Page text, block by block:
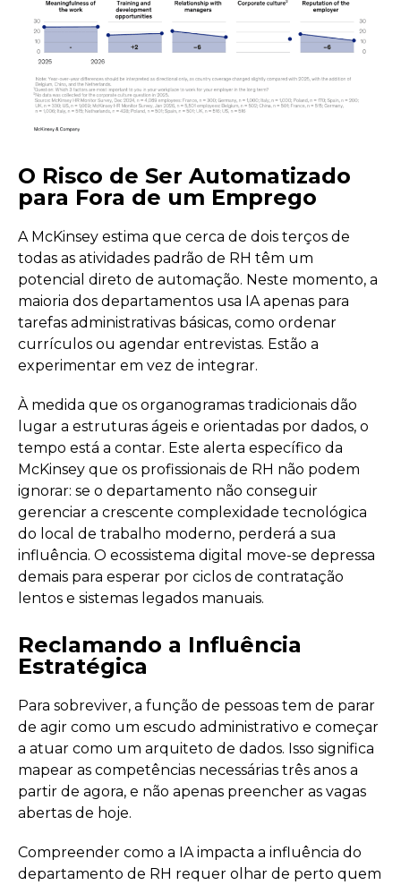
O Risco de Ser Automatizado
para Fora de um Emprego
A McKinsey estima que cerca de dois terços de
todas as atividades padrão de RH têm um
potencial direto de automação. Neste momento, a
maioria dos departamentos usa IA apenas para
tarefas administrativas básicas, como ordenar
currículos ou agendar entrevistas. Estão a
experimentar em vez de integrar.
À medida que os organogramas tradicionais dão
lugar a estruturas ágeis e orientadas por dados, o
tempo está a contar. Este alerta específico da
McKinsey que os profissionais de RH não podem
ignorar: se o departamento não conseguir
gerenciar a crescente complexidade tecnológica
do local de trabalho moderno, perderá a sua
influência. O ecossistema digital move-se depressa
demais para esperar por ciclos de contratação
lentos e sistemas legados manuais.
Reclamando a Influência
Estratégica
Para sobreviver, a função de pessoas tem de parar
de agir como um escudo administrativo e começar
a atuar como um arquiteto de dados. Isso significa
mapear as competências necessárias três anos a
partir de agora, e não apenas preencher as vagas
abertas de hoje.
Compreender como a IA impacta a influência do
departamento de RH requer olhar de perto quem